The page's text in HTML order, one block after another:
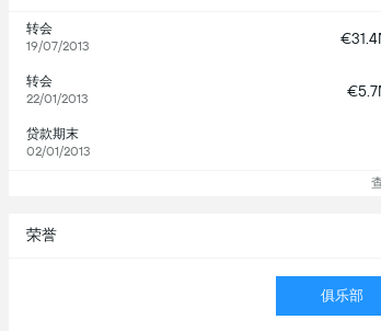
转会
19/07/2013
转会
22/01/2013
贷款期末
02/01/2013
荣誉
俱乐部